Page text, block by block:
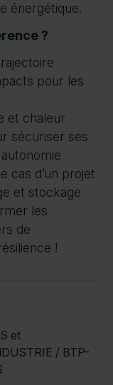
énergétique.
?
pour les
et chaleur
sécuriser ses
cas d’un projet
et stockage
les
de
!
et
/ BTP-